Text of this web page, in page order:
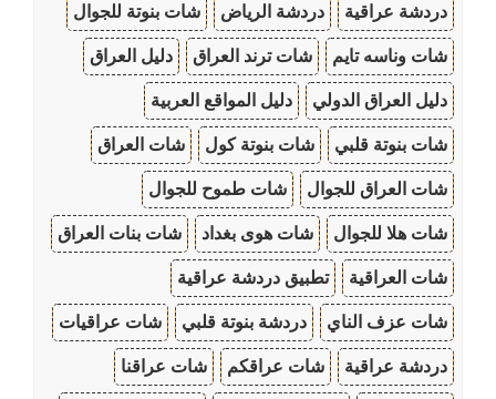
دردشة عراقية دردشة الرياض شات بنوتة للجوال
شات وناسه تايم شات ترند العراق دليل العراق
دليل العراق الدولي دليل المواقع العربية
شات بنوتة قلبي شات بنوتة كول شات العراق
شات العراق للجوال شات طموح للجوال
شات هلا للجوال شات هوى بغداد شات بنات العراق
شات العراقية تطبيق دردشة عراقية
شات عزف الناي دردشة بنوتة قلبي شات عراقيات
دردشة عراقية شات عراقكم شات عراقنا